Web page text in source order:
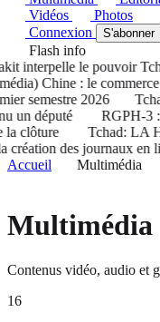
Vidéos
Photos
Connexion
S'abonner
Flash info
interpelle le pouvoir
Chine : le commerce
semestre 2026
un député
RGPH-3 :
la clôture
Tchad: LA
création des journaux en
Accueil
Multimédia
Multimédia
Contenus vidéo, audio et
16